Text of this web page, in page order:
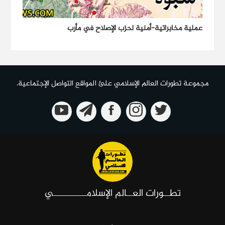
المعرفة العسكرية: صاروخ فتّاح-١ الفرط صوتي
يُعتبر صاروخ فتّاح-١ أول صاروخ فرط صوتي إيراني والذي كُشِفَ
إستثنائية، تصل سرعة...
عملية مخابراتية-أمنية لحزب الإصلاح في مأرب
مجموعة تطورات العالم الإسلامي علئ المواقع التواصل الإجتماعية.
تطــورات العــالم الإسلامـــــــــــي